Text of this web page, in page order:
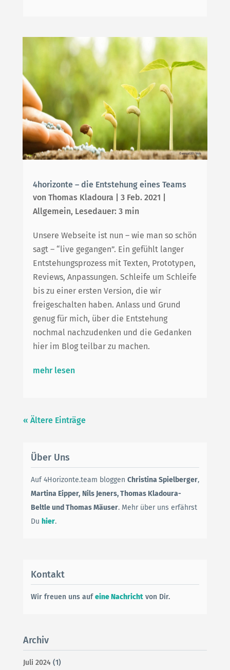
4horizonte – die Entstehung eines Teams
von Thomas Kladoura 3 Feb. 2021
Allgemein, Lesedauer: 3 min
Unsere Webseite ist nun – wie man so schön
sagt – “live gegangen”. Ein gefühlt langer
Entstehungsprozess mit Texten, Prototypen,
Reviews, Anpassungen. Schleife um Schleife
bis zu einer ersten Version, die wir
freigeschalten haben. Anlass und Grund
genug für mich, über die Entstehung
nochmal nachzudenken und die Gedanken
hier im Blog teilbar zu machen.
mehr lesen
« Ältere Einträge
Über Uns
Auf 4Horizonte.team bloggen Christina Spielberger,
Martina Eipper, Nils Jeners, Thomas Kladoura-
Beltle und Thomas Mäuser. Mehr über uns erfährst
Du hier.
Kontakt
Wir freuen uns aufeine Nachrichtvon Dir.
Archiv
Juli 2024(1)